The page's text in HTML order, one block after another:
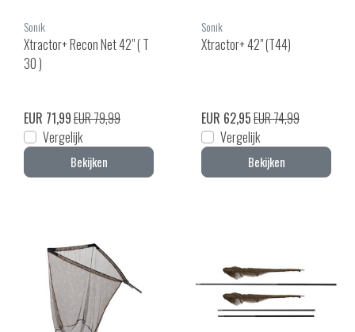
Sonik
Xtractor+ Recon Net 42" ( T
30 )
EUR 71,99EUR 79,99
Vergelijk
Bekijken
Sonik
Xtractor+ 42" (T44)
EUR 62,95EUR 74,99
Vergelijk
Bekijken